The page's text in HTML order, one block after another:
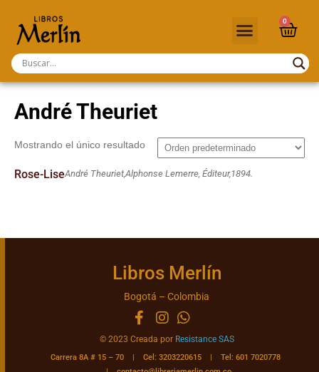
0
André Theuriet
Mostrando el único resultado
Rose-LiseAndré Theuriet,Alphonse Lemerre, Éditeur,1894.
Libros Merlín
Bogotá – Colombia
© 2023 Creada por Resistance SAS
Carrera 8A # 15 – 70 | Cel: 3203220615 | Tel: 601 7020778